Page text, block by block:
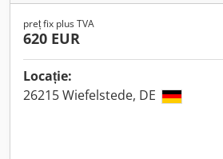
preț fix plus TVA
620 EUR
Locație:
26215 Wiefelstede, DE